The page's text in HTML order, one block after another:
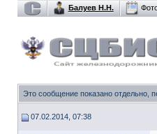
Балуев Н.Н.
Это сообщение показано отдельно,
07.02.2014, 07:38